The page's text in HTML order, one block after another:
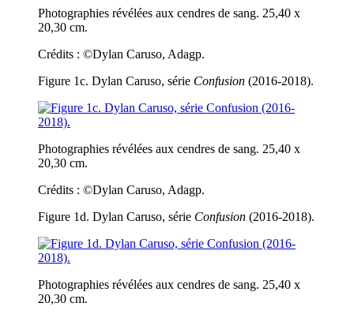
Photographies révélées aux cendres de sang. 25,40 x
20,30 cm.
Crédits : ©Dylan Caruso, Adagp.
Figure 1c. Dylan Caruso, série Confusion (2016-2018).
Photographies révélées aux cendres de sang. 25,40 x
20,30 cm.
Crédits : ©Dylan Caruso, Adagp.
Figure 1d. Dylan Caruso, série Confusion (2016-2018).
Photographies révélées aux cendres de sang. 25,40 x
20,30 cm.